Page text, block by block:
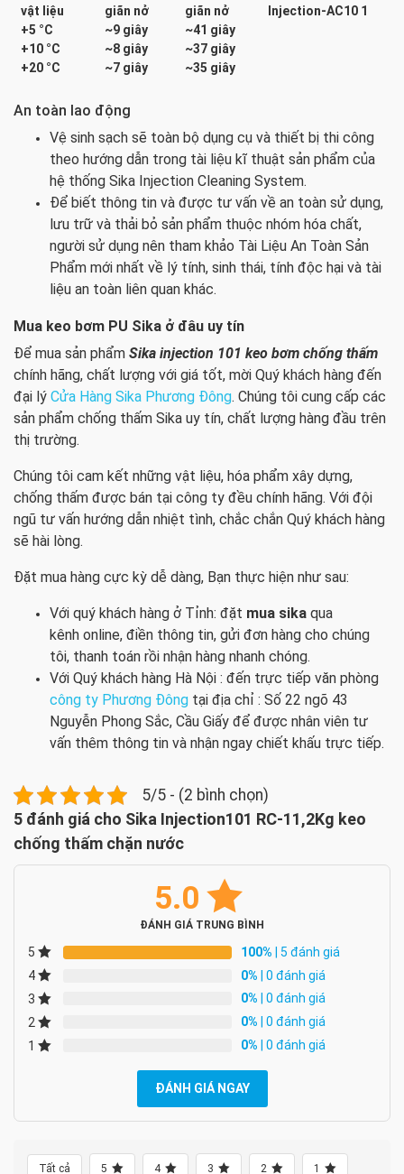
vật liệu
+5 °C
+10 °C
+20 °C
giãn nở
~9 giây
~8 giây
~7 giây
giãn nở
~41 giây
~37 giây
~35 giây
Injection-AC10 1
An toàn lao động
Vệ sinh sạch sẽ toàn bộ dụng cụ và thiết bị thi công
theo hướng dẫn trong tài liệu kĩ thuật sản phẩm của
hệ thống Sika Injection Cleaning System.
Để biết thông tin và được tư vấn về an toàn sử dụng,
lưu trữ và thải bỏ sản phẩm thuộc nhóm hóa chất,
người sử dụng nên tham khảo Tài Liệu An Toàn Sản
Phẩm mới nhất về lý tính, sinh thái, tính độc hại và tài
liệu an toàn liên quan khác.
Mua keo bơm PU Sika ở đâu uy tín
Để mua sản phẩm Sika injection 101 keo bơm chống thấm
chính hãng, chất lượng với giá tốt, mời Quý khách hàng đến
đại lý Cửa Hàng Sika Phương Đông. Chúng tôi cung cấp các
sản phẩm chống thấm Sika uy tín, chất lượng hàng đầu trên
thị trường.
Chúng tôi cam kết những vật liệu, hóa phẩm xây dựng,
chống thấm được bán tại công ty đều chính hãng. Với đội
ngũ tư vấn hướng dẫn nhiệt tình, chắc chắn Quý khách hàng
sẽ hài lòng.
Đặt mua hàng cực kỳ dễ dàng, Bạn thực hiện như sau:
Với quý khách hàng ở Tỉnh: đặt mua sika qua
kênh online, điền thông tin, gửi đơn hàng cho chúng
tôi, thanh toán rồi nhận hàng nhanh chóng.
Với Quý khách hàng Hà Nội : đến trực tiếp văn phòng
công ty Phương Đông tại địa chỉ : Số 22 ngõ 43
Nguyễn Phong Sắc, Cầu Giấy để được nhân viên tư
vấn thêm thông tin và nhận ngay chiết khấu trực tiếp.
5/5 - (2 bình chọn)
5 đánh giá cho Sika Injection101 RC-11,2Kg keo
chống thấm chặn nước
5.0
ĐÁNH GIÁ TRUNG BÌNH
5 100% | 5 đánh giá
4
0% | 0 đánh giá
3
0% | 0 đánh giá
2
0% | 0 đánh giá
1
0% | 0 đánh giá
ĐÁNH GIÁ NGAY
Tất cả 5 4 3 2 1